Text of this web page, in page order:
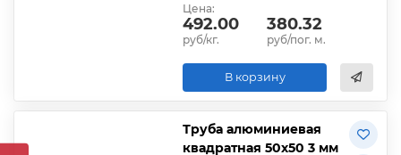
Цена:
492.00
руб/кг.
380.32
руб/пог. м.
В корзину
Труба алюминиевая
квадратная 50х50 3 мм